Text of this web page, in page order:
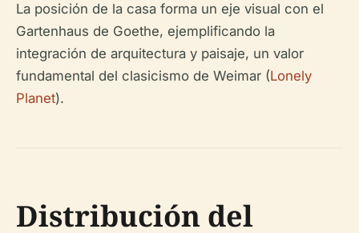
La posición de la casa forma un eje visual con el
Gartenhaus de Goethe, ejemplificando la
integración de arquitectura y paisaje, un valor
fundamental del clasicismo de Weimar (Lonely
Planet).
Distribución del